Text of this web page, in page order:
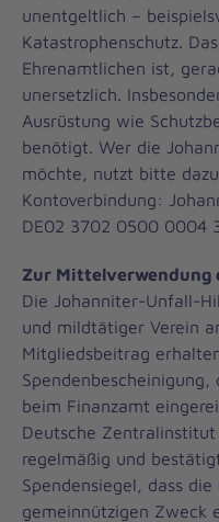
unentgeltlich –
Katastrophenschutz.
Ehrenamtlichen ist,
unersetzlich.
Ausrüstung wie
benötigt. Wer die
möchte, nutzt bitte
Kontoverbindung:
DE02 3702 0500 0004
Zur Mittelverwendung
Die Johanniter-Unfall-
und mildtätiger Verein
Mitgliedsbeitrag
beim Finanzamt
Deutsche
regelmäßig und
Spendensiegel, dass
gemeinnützigen Zweck